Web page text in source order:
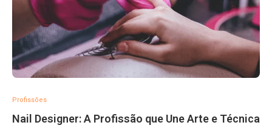
Profissões
Nail Designer: A Profissão que Une Arte e Técnica